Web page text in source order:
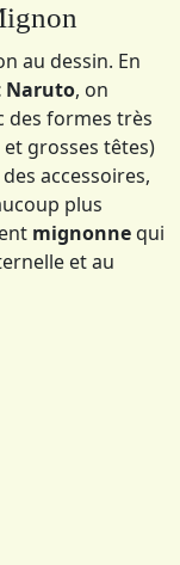
au dessin. En
Naruto, on
des formes très
grosses têtes)
accessoires,
plus
mignonnequi
et au